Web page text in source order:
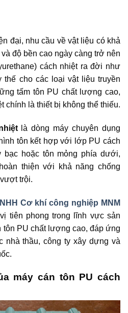
đại, nhu cầu về vật liệu có khả
độ bền cao ngày càng trở nên
cách nhiệt ra đời như
thế cho các loại vật liệu truyền
tấm tôn PU chất lượng cao,
chính là thiết bị không thể thiếu.
là dòng máy chuyên dụng
tôn kết hợp với lớp PU cách
hoặc tôn mỏng phía dưới,
thiện với khả năng chống
trội.
Cơ khí công nghiệp MNM
tiên phong trong lĩnh vực sản
tôn PU chất lượng cao, đáp ứng
nhà thầu, công ty xây dựng và
máy cán tôn PU cách